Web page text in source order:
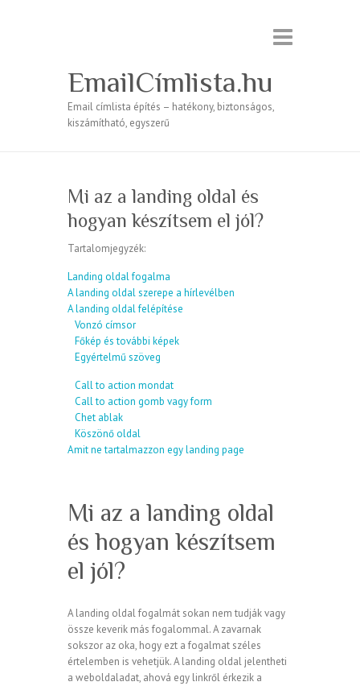
EmailCímlista.hu
Email címlista építés – hatékony, biztonságos,
kiszámítható, egyszerű
Mi az a landing oldal és
hogyan készítsem el jól?
Tartalomjegyzék:
Landing oldal fogalma
A landing oldal szerepe a hírlevélben
A landing oldal felépítése
Vonzó címsor
Főkép és további képek
Egyértelmű szöveg
Call to action mondat
Call to action gomb vagy form
Chet ablak
Köszönő oldal
Amit ne tartalmazzon egy landing page
Mi az a landing oldal
és hogyan készítsem
el jól?
A landing oldal fogalmát sokan nem tudják vagy
össze keverik más fogalommal. A zavarnak
sokszor az oka, hogy ezt a fogalmat széles
értelemben is vehetjük. A landing oldal jelentheti
a weboldaladat, ahová egy linkről érkezik a